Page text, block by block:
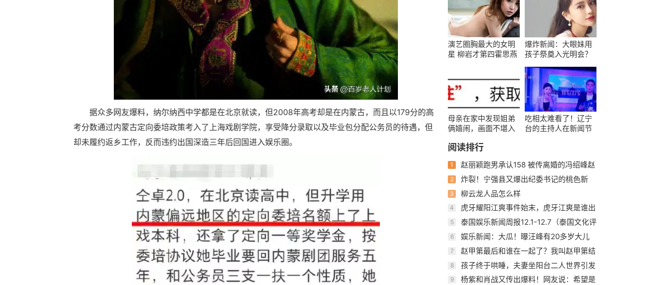
据众多网友爆料，纳尔纳西中学都是在北京就读，但2008年高考却是在内蒙古，而且以179分的高
考分数通过内蒙古定向委培政策考入了上海戏剧学院，享受降分录取以及毕业包分配公务员的待遇，但
却未履约返乡工作，反而违约出国深造三年后回国进入娱乐圈。
演艺圈胸最大的女明
星 柳岩才第四霍思燕
爆炸新闻：大眼妹用
孩子祭奠入光明会？
惨！
母亲在家中发现姐弟
俩嬉闹，画面不堪入
在干啥
吃相太难看了！辽宁
台的主持人在新闻节
阅读排行
1
赵丽颖跑男承认158 被传离婚的冯绍峰赵
2
炸裂！宁强县又爆出纪委书记的桃色新
3 柳云龙人品怎么样
4
虎牙耀阳江爽事件始末，虎牙江爽是谁出
5
泰国娱乐新闻周报12.1-12.7（泰国文化评
6
娱乐新闻：大瓜！曝汪峰有20多岁大儿
7
赵甲第最后和谁在一起了？我叫赵甲第结
8
孩子终于哄睡，夫妻坐阳台二人世界引发
9
杨紫和肖战又传出爆料！网友说：希望是